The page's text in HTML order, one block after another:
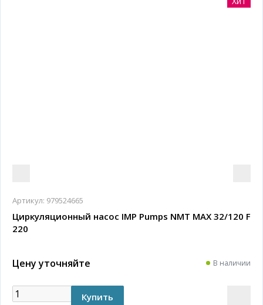
Артикул: 979524665
Циркуляционный насос IMP Pumps NMT MAX 32/120 F
220
Цену уточняйте В наличии